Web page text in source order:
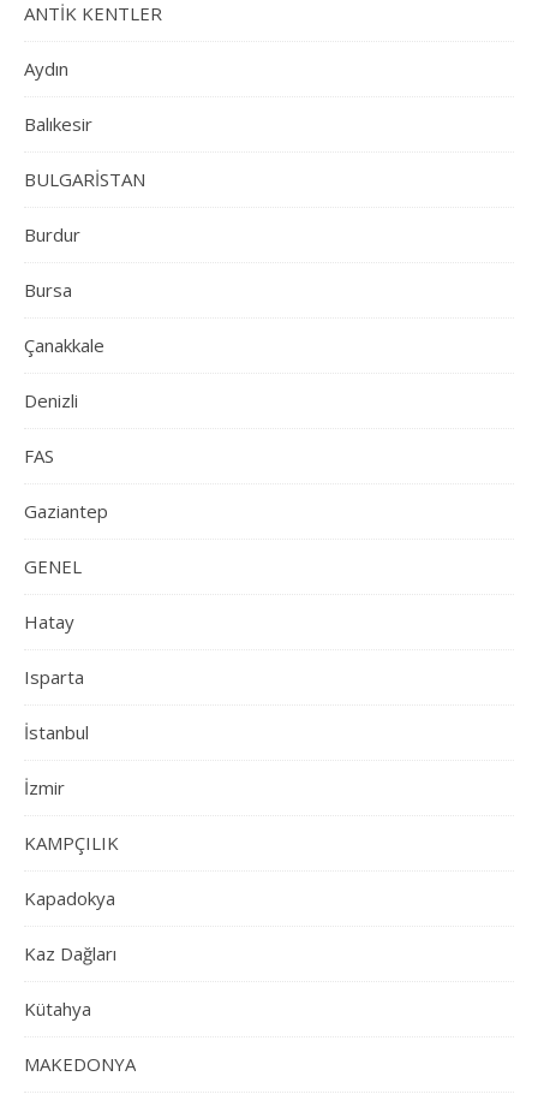
ANTİK KENTLER
Aydın
Balıkesir
BULGARİSTAN
Burdur
Bursa
Çanakkale
Denizli
FAS
Gaziantep
GENEL
Hatay
Isparta
İstanbul
İzmir
KAMPÇILIK
Kapadokya
Kaz Dağları
Kütahya
MAKEDONYA